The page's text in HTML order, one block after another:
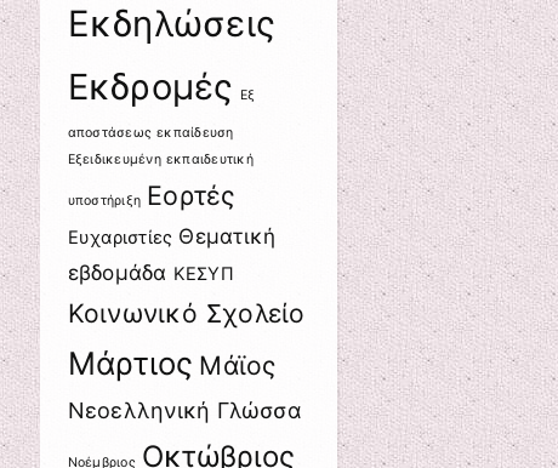
Εκδηλώσεις
Εκδρομές
Εξ
αποστάσεως εκπαίδευση
Εξειδικευμένη εκπαιδευτική
υποστήριξη Εορτές
Ευχαριστίες Θεματική
εβδομάδα ΚΕΣΥΠ
Κοινωνικό Σχολείο
Μάρτιος Μάϊος
Νεοελληνική Γλώσσα
Νοέμβριος Οκτώβριος